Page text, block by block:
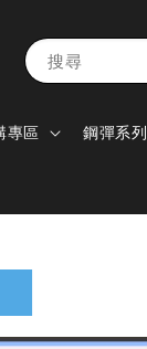
搜尋
專區 鋼彈系列